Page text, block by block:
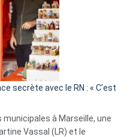
Algérie
secrète avec le RN : « C’est
à Marseille, une
Vassal (LR) et le